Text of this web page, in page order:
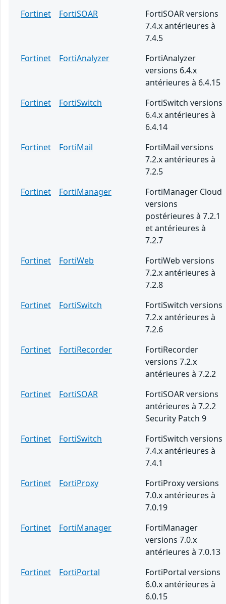
Fortinet
FortiSOAR
FortiSOAR versions
7.4.x antérieures à
7.4.5
Fortinet
FortiAnalyzer
FortiAnalyzer
versions 6.4.x
antérieures à 6.4.15
Fortinet
FortiSwitch
FortiSwitch versions
6.4.x antérieures à
6.4.14
Fortinet
FortiMail
FortiMail versions
7.2.x antérieures à
7.2.5
Fortinet
FortiManager
FortiManager Cloud
versions
postérieures à 7.2.1
et antérieures à
7.2.7
Fortinet
FortiWeb
FortiWeb versions
7.2.x antérieures à
7.2.8
Fortinet
FortiSwitch
FortiSwitch versions
7.2.x antérieures à
7.2.6
Fortinet
FortiRecorder
FortiRecorder
versions 7.2.x
antérieures à 7.2.2
Fortinet
FortiSOAR
FortiSOAR versions
antérieures à 7.2.2
Security Patch 9
Fortinet
FortiSwitch
FortiSwitch versions
7.4.x antérieures à
7.4.1
Fortinet
FortiProxy
FortiProxy versions
7.0.x antérieures à
7.0.19
Fortinet
FortiManager
FortiManager
versions 7.0.x
antérieures à 7.0.13
Fortinet
FortiPortal
FortiPortal versions
6.0.x antérieures à
6.0.15